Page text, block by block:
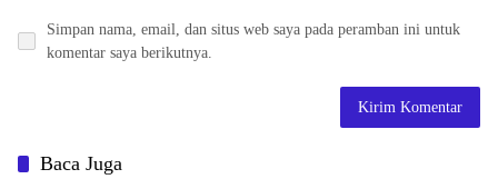
Simpan nama, email, dan situs web saya pada peramban ini untuk
komentar saya berikutnya.
Baca Juga